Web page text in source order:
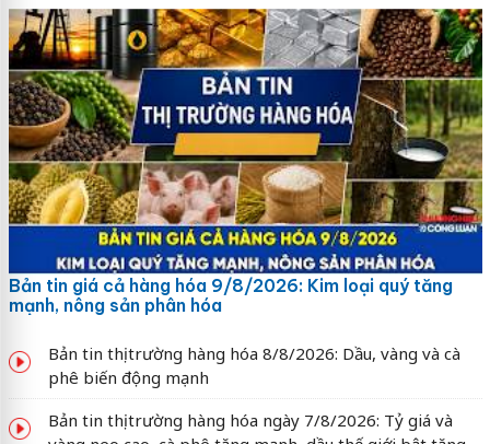
Bản tin giá cả hàng hóa 9/8/2026: Kim loại quý tăng
mạnh, nông sản phân hóa
Bản tin thị trường hàng hóa 8/8/2026: Dầu, vàng và cà
phê biến động mạnh
Bản tin thị trường hàng hóa ngày 7/8/2026: Tỷ giá và